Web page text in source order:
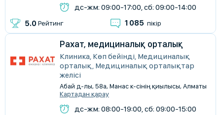
дс-жм: 09:00-17:00, сб: 09:00-14:00
5.0 Рейтинг 1 085 пікір
Рахат, медициналық орталық
Клиника, Көп бейінді, Медициналық
орталық, Медициналық орталықтар
желісі
Абай д-лы, 58а, Манас к-сінің қиылысы, Алматы
Картадан қарау
дс-жм: 08:00-19:00, сб: 09:00-15:00